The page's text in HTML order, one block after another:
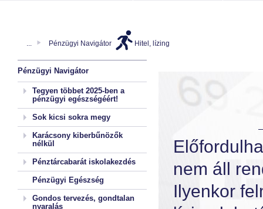
... Pénzügyi Navigátor Hitel, lízing
Pénzügyi Navigátor
Tegyen többet 2025-ben a
pénzügyi egészségéért!
Sok kicsi sokra megy
Karácsony kiberbűnözők
nélkül
Pénztárcabarát iskolakezdés
Pénzügyi Egészség
Gondos tervezés, gondtalan
nyaralás
nem áll
Ilyenkor